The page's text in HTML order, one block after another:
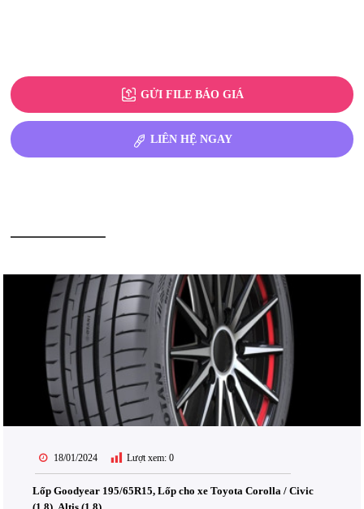
GỬI FILE BÁO GIÁ
LIÊN HỆ NGAY
18/01/2024 Lượt xem: 0
Lốp Goodyear 195/65R15, Lốp cho xe Toyota Corolla / Civic
(1.8), Altis (1.8)